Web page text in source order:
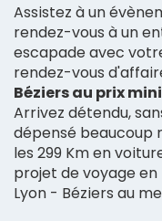
Assistez à un
rendez-vous à un
escapade avec
rendez-vous
Béziers au prix
Arrivez détendu,
dépensé beaucoup
les 299 Km en
projet de voyage
Lyon - Béziers au